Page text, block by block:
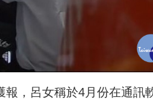
，呂女稱於4月份在通訊